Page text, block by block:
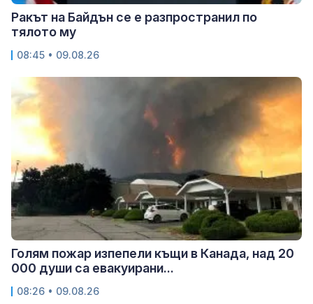
Ракът на Байдън се е разпространил по
тялото му
08:45 • 09.08.26
Голям пожар изпепели къщи в Канада, над 20
000 души са евакуирани...
08:26 • 09.08.26